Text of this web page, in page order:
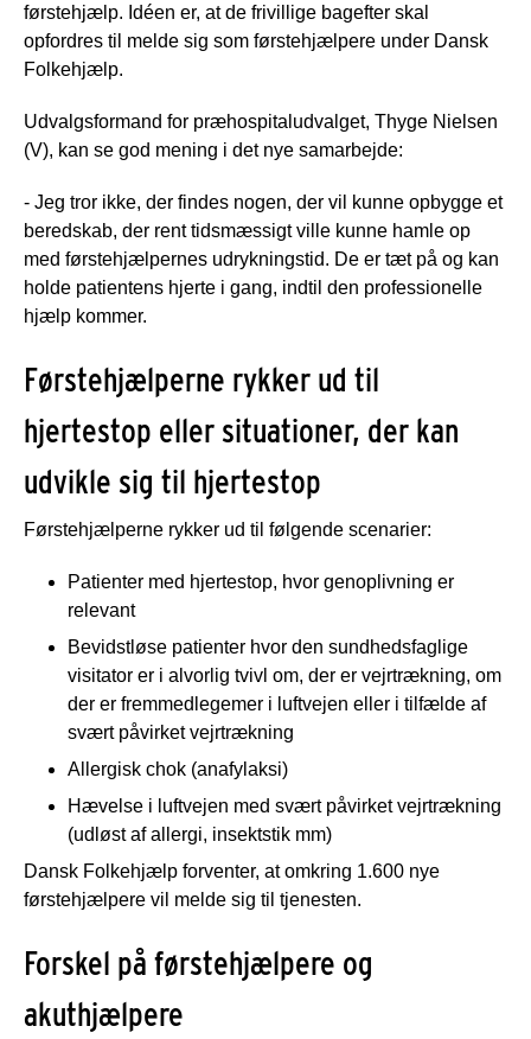
førstehjælp. Idéen er, at de frivillige bagefter skal
opfordres til melde sig som førstehjælpere under Dansk
Folkehjælp.
Udvalgsformand for præhospitaludvalget, Thyge Nielsen
(V), kan se god mening i det nye samarbejde:
- Jeg tror ikke, der findes nogen, der vil kunne opbygge et
beredskab, der rent tidsmæssigt ville kunne hamle op
med førstehjælpernes udrykningstid. De er tæt på og kan
holde patientens hjerte i gang, indtil den professionelle
hjælp kommer.
Førstehjælperne rykker ud til
hjertestop eller situationer, der kan
udvikle sig til hjertestop
Førstehjælperne rykker ud til følgende scenarier:
Patienter med hjertestop, hvor genoplivning er
relevant
Bevidstløse patienter hvor den sundhedsfaglige
visitator er i alvorlig tvivl om, der er vejrtrækning, om
der er fremmedlegemer i luftvejen eller i tilfælde af
svært påvirket vejrtrækning
Allergisk chok (anafylaksi)
Hævelse i luftvejen med svært påvirket vejrtrækning
(udløst af allergi, insektstik mm)
Dansk Folkehjælp forventer, at omkring 1.600 nye
førstehjælpere vil melde sig til tjenesten.
Forskel på førstehjælpere og
akuthjælpere